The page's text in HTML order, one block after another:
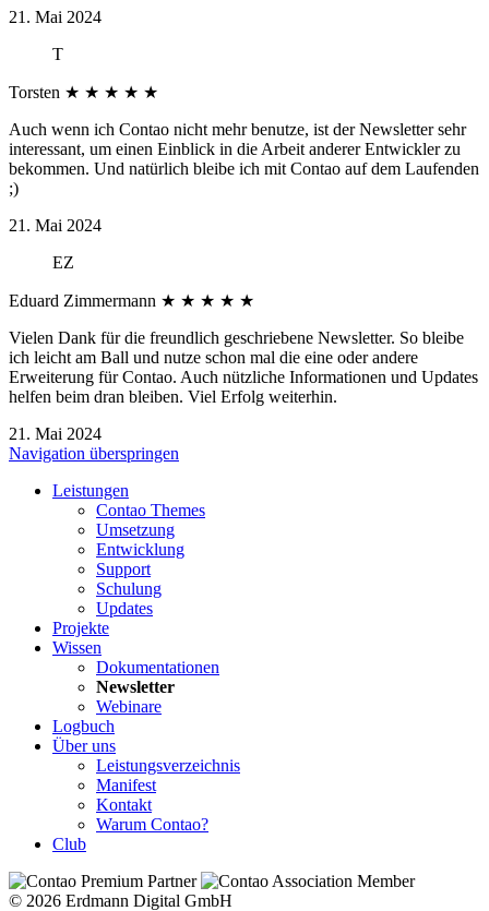
21. Mai 2024
T
Torsten ★ ★ ★ ★ ★
Auch wenn ich Contao nicht mehr benutze, ist der Newsletter sehr
interessant, um einen Einblick in die Arbeit anderer Entwickler zu
bekommen. Und natürlich bleibe ich mit Contao auf dem Laufenden
;)
21. Mai 2024
EZ
Eduard Zimmermann ★ ★ ★ ★ ★
Vielen Dank für die freundlich geschriebene Newsletter. So bleibe
ich leicht am Ball und nutze schon mal die eine oder andere
Erweiterung für Contao. Auch nützliche Informationen und Updates
helfen beim dran bleiben. Viel Erfolg weiterhin.
21. Mai 2024
Navigation überspringen
Leistungen
Contao Themes
Umsetzung
Entwicklung
Support
Schulung
Updates
Projekte
Wissen
Dokumentationen
Newsletter
Webinare
Logbuch
Über uns
Leistungsverzeichnis
Manifest
Kontakt
Warum Contao?
Club
© 2026 Erdmann Digital GmbH